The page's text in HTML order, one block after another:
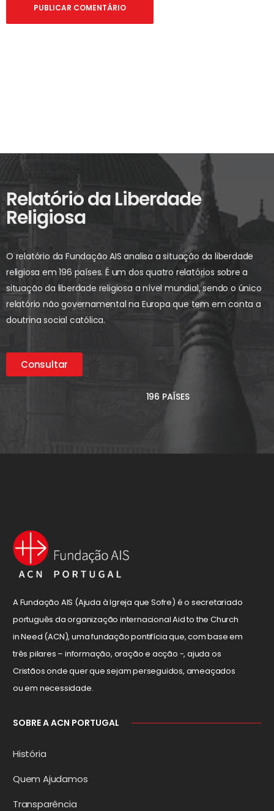
Relatório da Liberdade
Religiosa
O relatório da Fundação AIS analisa a situação da liberdade
religiosa em 196 países. É um dos quatro relatórios sobre a
situação da liberdade religiosa a nível mundial, sendo o único
relatório não governamental na Europa que tem em conta a
doutrina social católica.
Consultar
196 PAÍSES
A Fundação AIS (Ajuda à Igreja que Sofre) é o secretariado
português da organização internacional Aid to the Church
in Need (ACN), uma fundação pontifícia que, com base em
três pilares – informação, oração e acção -, ajuda os
Cristãos onde quer que sejam perseguidos, ameaçados
ou em necessidade.
SOBRE A ACN PORTUGAL
História
Quem Ajudamos
Transparência